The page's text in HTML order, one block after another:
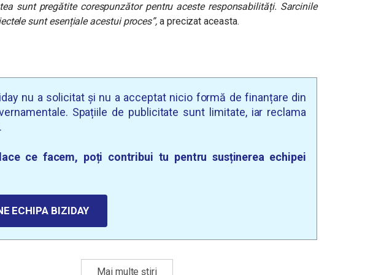
sunt pregătite corespunzător pentru aceste responsabilități. Sarcinile
sunt esențiale acestui proces”, a precizat aceasta.
nu a solicitat și nu a acceptat nicio formă de finanțare din
Spațiile de publicitate sunt limitate, iar reclama
ce facem, poți contribui tu pentru susținerea echipei
ECHIPA BIZIDAY
Mai multe știri